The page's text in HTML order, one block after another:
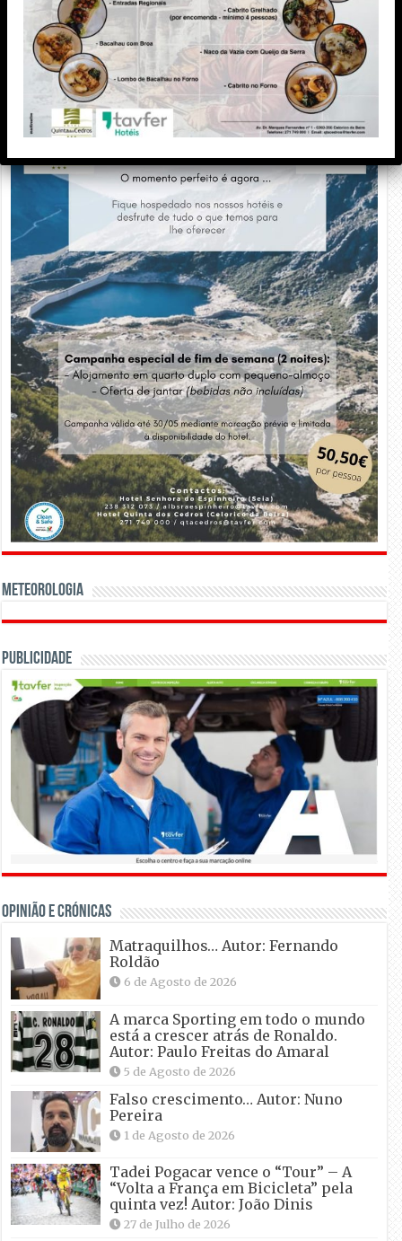
PUBLICIDADE
Meteorologia
Publicidade
OPINIÃO E CRÓNICAS
Matraquilhos… Autor: Fernando
Roldão
6 de Agosto de 2026
A marca Sporting em todo o mundo
está a crescer atrás de Ronaldo.
Autor: Paulo Freitas do Amaral
5 de Agosto de 2026
Falso crescimento… Autor: Nuno
Pereira
1 de Agosto de 2026
Tadei Pogacar vence o “Tour” – A
“Volta a França em Bicicleta” pela
quinta vez! Autor: João Dinis
27 de Julho de 2026